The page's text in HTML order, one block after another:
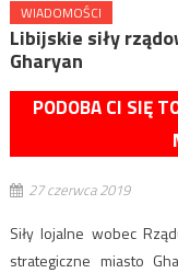
WIADOMOŚCI
Libijskie siły
Gharyan
PODOBA CI SIĘ
27 czerwca 2019
Siły lojalne wobec
strategiczne miasto